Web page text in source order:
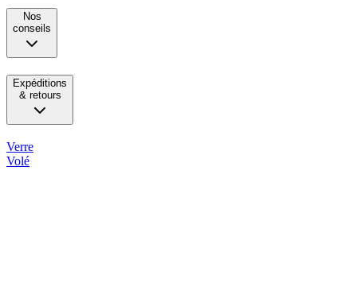
Nos
conseils
Expéditions
& retours
Verre
Volé